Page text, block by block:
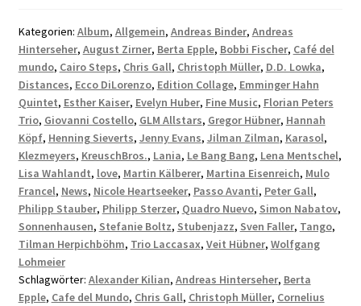
Kategorien: Album, Allgemein, Andreas Binder, Andreas
Hinterseher, August Zirner, Berta Epple, Bobbi Fischer, Café del
mundo, Cairo Steps, Chris Gall, Christoph Müller, D.D. Lowka,
Distances, Ecco DiLorenzo, Edition Collage, Emminger Hahn
Quintet, Esther Kaiser, Evelyn Huber, Fine Music, Florian Peters
Trio, Giovanni Costello, GLM Allstars, Gregor Hübner, Hannah
Köpf, Henning Sieverts, Jenny Evans, Jilman Zilman, Karasol,
Klezmeyers, KreuschBros., Lania, Le Bang Bang, Lena Mentschel,
Lisa Wahlandt, love, Martin Kälberer, Martina Eisenreich, Mulo
Francel, News, Nicole Heartseeker, Passo Avanti, Peter Gall,
Philipp Stauber, Philipp Sterzer, Quadro Nuevo, Simon Nabatov,
Sonnenhausen, Stefanie Boltz, Stubenjazz, Sven Faller, Tango,
Tilman Herpichböhm, Trio Laccasax, Veit Hübner, Wolfgang
Lohmeier
Schlagwörter: Alexander Kilian, Andreas Hinterseher, Berta
Epple, Cafe del Mundo, Chris Gall, Christoph Müller, Cornelius